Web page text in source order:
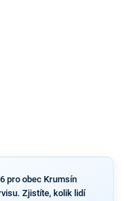
pro obec Krumsín
Zjistíte, kolik lidí